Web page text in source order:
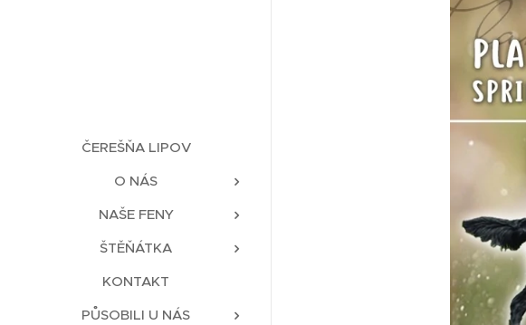
ČEREŠŇA LIPOV
O NÁS
NAŠE FENY
ŠTĚŇÁTKA
KONTAKT
PŮSOBILI U NÁS